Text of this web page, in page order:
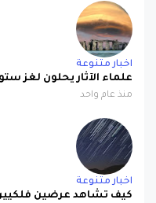
اخبار متنوعة
علماء الآثار يحلون لغز
منذ عام واحد
اخبار متنوعة
كيف تشاهد عرضين